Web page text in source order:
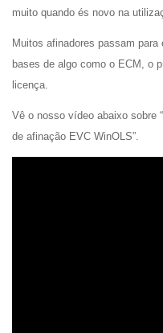
muito quando és novo na
Muitos afinadores passam
bases de algo como o ECM, o
licença.
Vê o nosso vídeo abaixo sobre
de afinação EVC WinOLS”.